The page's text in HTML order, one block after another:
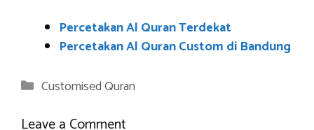
Percetakan Al Quran Terdekat
Percetakan Al Quran Custom di Bandung
Categories
Customised Quran
Leave a Comment